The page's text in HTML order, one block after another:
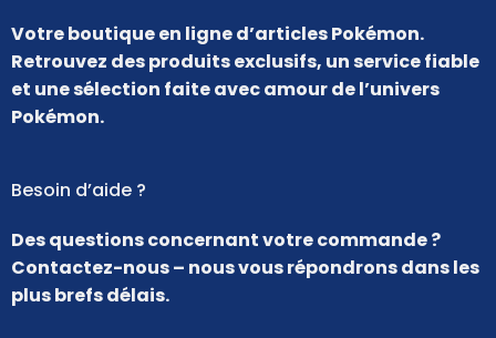
Votre boutique en ligne d’articles Pokémon.
Retrouvez des produits exclusifs, un service fiable
et une sélection faite avec amour de l’univers
Pokémon.
Besoin d’aide ?
Des questions concernant votre commande ?
Contactez-nous – nous vous répondrons dans les
plus brefs délais.